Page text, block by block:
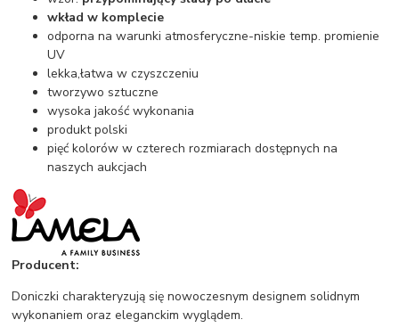
wkład w komplecie
odporna na warunki atmosferyczne-niskie temp. promienie
UV
lekka,łatwa w czyszczeniu
tworzywo sztuczne
wysoka jakość wykonania
produkt polski
pięć kolorów w czterech rozmiarach dostępnych na
naszych aukcjach
Producent:
Doniczki charakteryzują się nowoczesnym designem solidnym
wykonaniem oraz eleganckim wyglądem.